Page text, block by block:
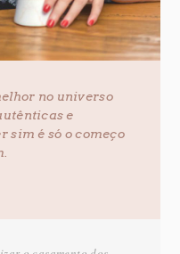
no universo
e
sim é só o começo